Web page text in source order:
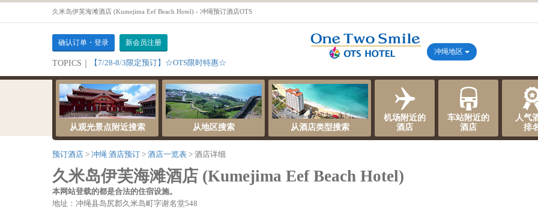
久米岛伊芙海滩酒店 (Kumejima Eef Beach Hotel) - 冲绳预订酒店OTS
确认订单・登录 新会员注册
TOPICS｜ 【7/28-8/3限定预订】☆OTS限时特惠☆
冲绳地区
从观光景点附近搜索 从地区搜索 从酒店类型搜索
机场附近的
酒店
车站附近的
酒店
人气
排
预订酒店 冲绳 酒店预订 酒店一览表 酒店详细
久米岛伊芙海滩酒店 (Kumejima Eef Beach Hotel)
本网站登载的都是合法的住宿设施。
地址：冲绳县岛尻郡久米岛町字谢名堂548